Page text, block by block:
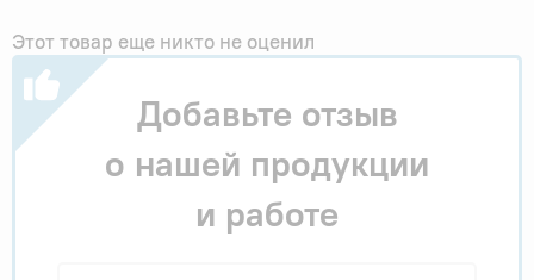
Этот товар еще никто не оценил
Добавьте отзыв
о нашей продукции
и работе